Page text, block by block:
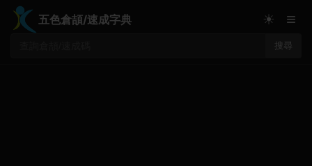
五色倉頡/速成字典
搜尋
☀ ≡